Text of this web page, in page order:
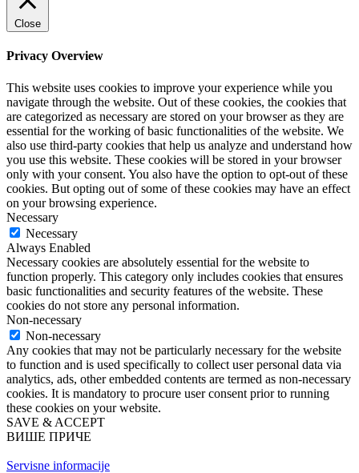
Close
Privacy Overview
This website uses cookies to improve your experience while you
navigate through the website. Out of these cookies, the cookies that
are categorized as necessary are stored on your browser as they are
essential for the working of basic functionalities of the website. We
also use third-party cookies that help us analyze and understand how
you use this website. These cookies will be stored in your browser
only with your consent. You also have the option to opt-out of these
cookies. But opting out of some of these cookies may have an effect
on your browsing experience.
Necessary
Necessary
Always Enabled
Necessary cookies are absolutely essential for the website to
function properly. This category only includes cookies that ensures
basic functionalities and security features of the website. These
cookies do not store any personal information.
Non-necessary
Non-necessary
Any cookies that may not be particularly necessary for the website
to function and is used specifically to collect user personal data via
analytics, ads, other embedded contents are termed as non-necessary
cookies. It is mandatory to procure user consent prior to running
these cookies on your website.
SAVE & ACCEPT
ВИШЕ ПРИЧЕ
Servisne informacije